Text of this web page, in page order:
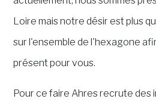
Loire mais notre désir est plus
sur l'ensemble de l'hexagone
présent pour vous.
Pour ce faire Ahres recrute des